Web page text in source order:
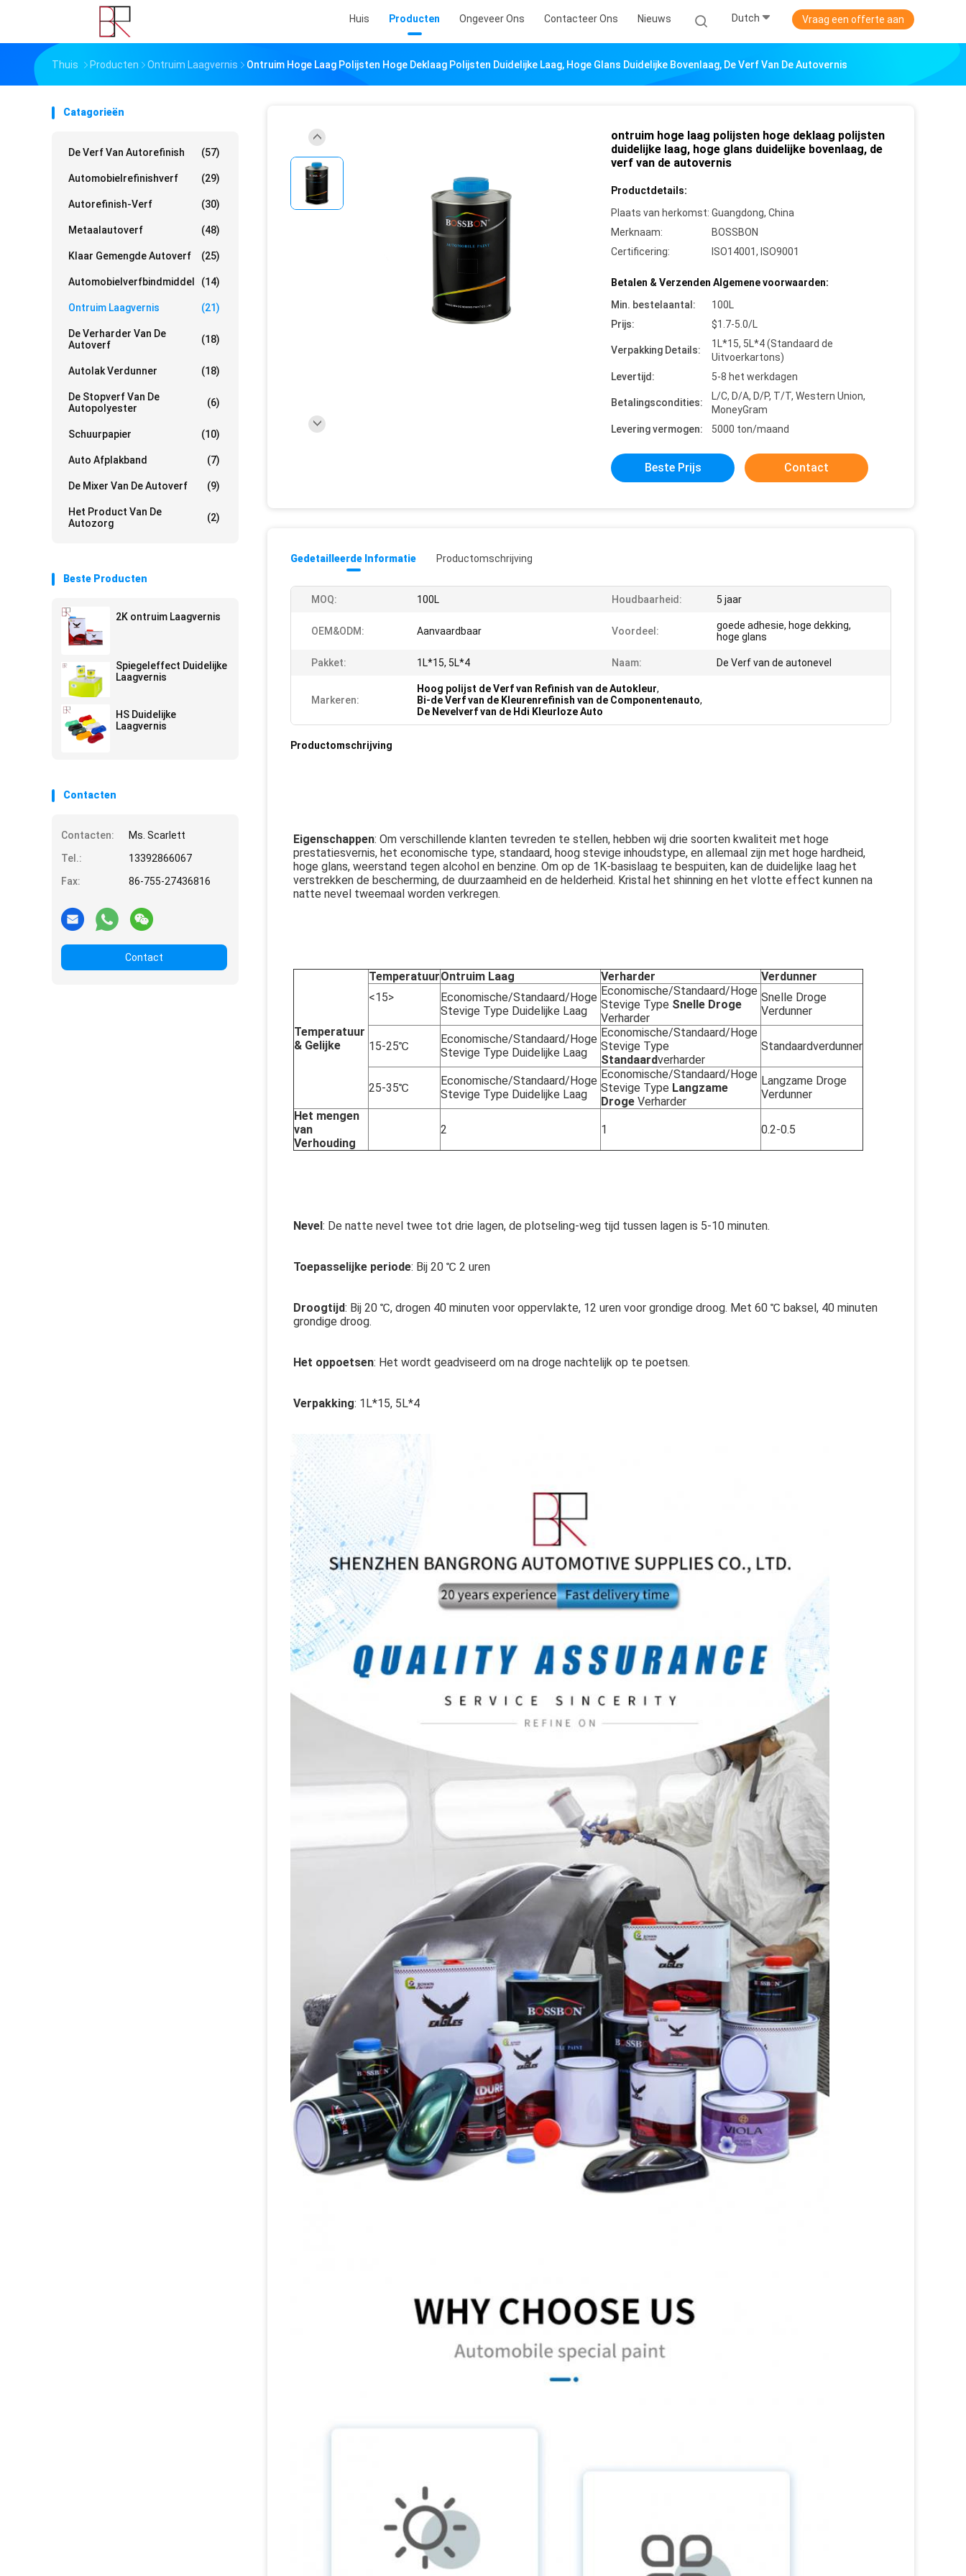
Huis Producten Ongeveer Ons Contacteer Ons Nieuws Dutch Vraag een offerte aan
Thuis Producten Ontruim Laagvernis Ontruim Hoge Laag Polijsten Hoge Deklaag Polijsten Duidelijke Laag, Hoge Glans Duidelijke Bovenlaag, De Verf Van De Autovernis
Catagorieën
De Verf Van Autorefinish (57)
Automobielrefinishverf (29)
Autorefinish-Verf (30)
Metaalautoverf (48)
Klaar Gemengde Autoverf (25)
Automobielverfbindmiddel (14)
Ontruim Laagvernis (21)
De Verharder Van De
Autoverf
(18)
Autolak Verdunner (18)
De Stopverf Van De
Autopolyester
(6)
Schuurpapier (10)
Auto Afplakband (7)
De Mixer Van De Autoverf (9)
Het Product Van De
Autozorg
(2)
Beste Producten
2K ontruim Laagvernis
Spiegeleffect Duidelijke
Laagvernis
HS Duidelijke
Laagvernis
Contacten
Contacten:
Ms. Scarlett
Tel.:
13392866067
Fax:
86-755-27436816
Contact
ontruim hoge laag polijsten hoge deklaag polijsten
duidelijke laag, hoge glans duidelijke bovenlaag, de
verf van de autovernis
Productdetails:
Plaats van herkomst: Guangdong, China
Merknaam:
BOSSBON
Certificering:
ISO14001, ISO9001
Betalen & Verzenden Algemene voorwaarden:
Min. bestelaantal:
100L
Prijs:
$1.7-5.0/L
Verpakking Details:
1L*15, 5L*4 (Standaard de
Uitvoerkartons)
Levertijd:
5-8 het werkdagen
Betalingscondities:
L/C, D/A, D/P, T/T, Western Union,
MoneyGram
Levering vermogen:
5000 ton/maand
Beste Prijs Contact
Gedetailleerde Informatie Productomschrijving
MOQ: 100L Houdbaarheid: 5 jaar
OEM&ODM: Aanvaardbaar Voordeel:
goede adhesie, hoge dekking,
hoge glans
Pakket: 1L*15, 5L*4 Naam: De Verf van de autonevel
Markeren:
Hoog polijst de Verf van Refinish van de Autokleur,
Bi-de Verf van de Kleurenrefinish van de Componentenauto,
De Nevelverf van de Hdi Kleurloze Auto
Productomschrijving
Eigenschappen: Om verschillende klanten tevreden te stellen, hebben wij drie soorten kwaliteit met hoge
prestatiesvernis, het economische type, standaard, hoog stevige inhoudstype, en allemaal zijn met hoge hardheid,
hoge glans, weerstand tegen alcohol en benzine. Om op de 1K-basislaag te bespuiten, kan de duidelijke laag het
verstrekken de bescherming, de duurzaamheid en de helderheid. Kristal het shinning en het vlotte effect kunnen na
natte nevel tweemaal worden verkregen.
Temperatuur
& Gelijke
TemperatuurOntruim Laag Verharder
Verdunner
<15>
Economische/Standaard/Hoge
Stevige Type Duidelijke Laag
Economische/Standaard/Hoge
Stevige Type Snelle Droge
Verharder
Snelle Droge
Verdunner
15-25℃
Economische/Standaard/Hoge
Stevige Type Duidelijke Laag
Economische/Standaard/Hoge
Standaardverharder
Standaardverdunner
25-35℃
Economische/Standaard/Hoge
Stevige Type Duidelijke Laag
Economische/Standaard/Hoge
Stevige Type Langzame
Droge Verharder
Langzame Droge
Verdunner
Het mengen
van
Verhouding
2 1 0.2-0.5
Nevel: De natte nevel twee tot drie lagen, de plotseling-weg tijd tussen lagen is 5-10 minuten.
Toepasselijke periode: Bij 20 ℃ 2 uren
Droogtijd: Bij 20 ℃, drogen 40 minuten voor oppervlakte, 12 uren voor grondige droog. Met 60 ℃ baksel, 40 minuten
grondige droog.
Het oppoetsen: Het wordt geadviseerd om na droge nachtelijk op te poetsen.
Verpakking: 1L*15, 5L*4